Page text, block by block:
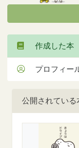
公開されている
作成した本
プロフィー